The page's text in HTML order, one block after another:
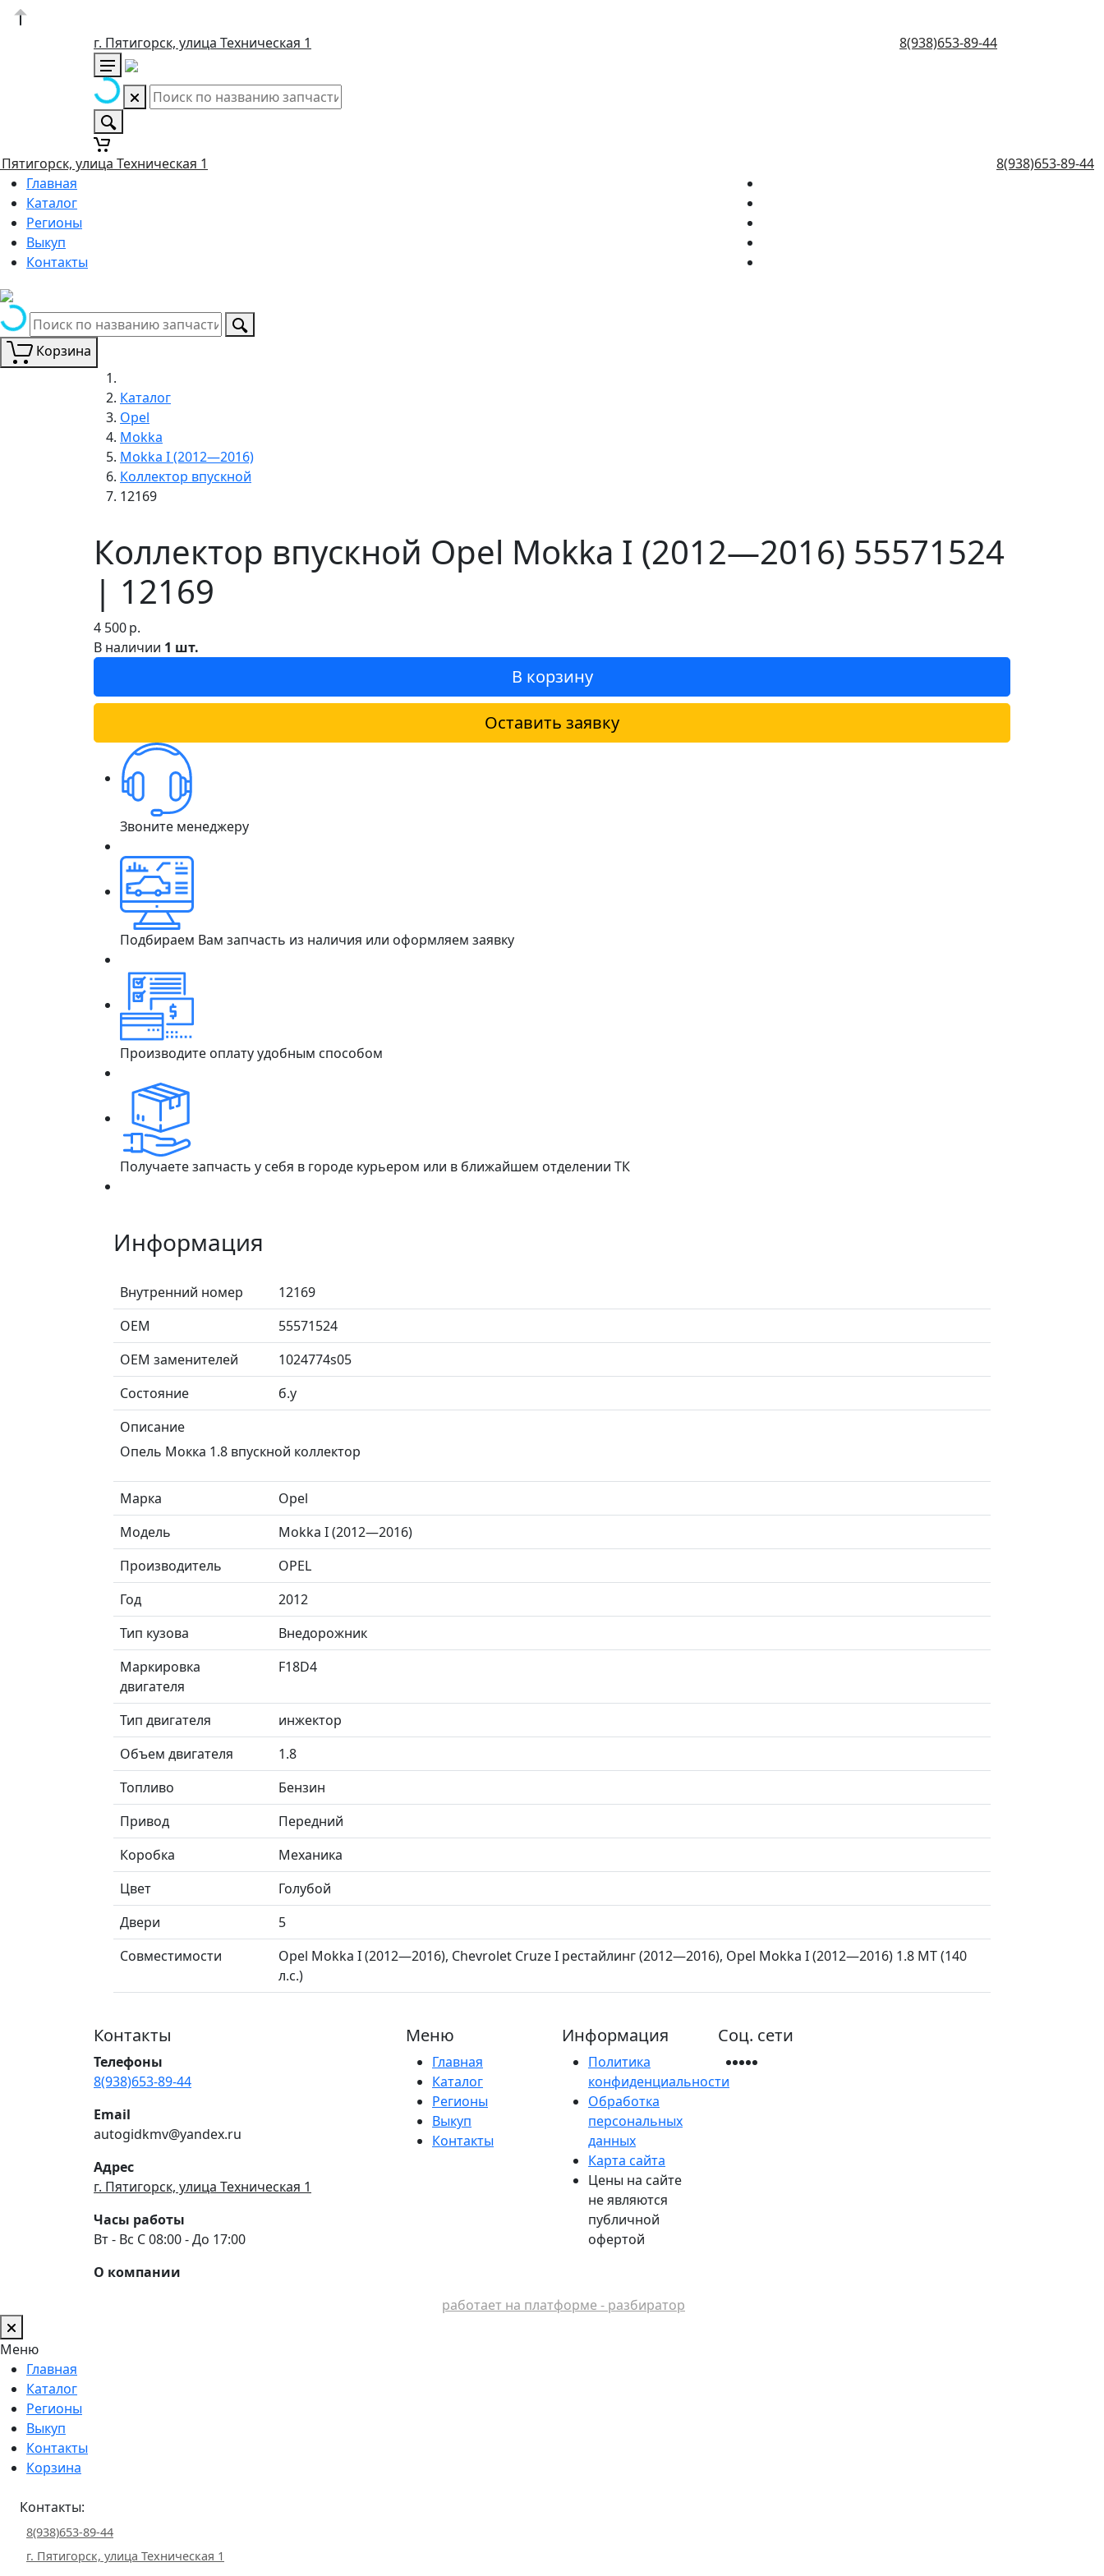
г. Пятигорск, улица Техническая 1 8(938)653-89-44
Пятигорск, улица Техническая 1
8(938)653-89-44
Главная
Каталог
Регионы
Выкуп
Контакты
Корзина
Каталог
Opel
Mokka
Mokka I (2012—2016)
Коллектор впускной
12169
Коллектор впускной Opel Mokka I (2012—2016) 55571524
| 12169
4 500р.
В наличии 1 шт.
В корзину
Оставить заявку
Звоните менеджеру
Подбираем Вам запчасть из наличия или оформляем заявку
Производите оплату удобным способом
Получаете запчасть у себя в городе курьером или в ближайшем отделении ТК
Информация
Внутренний номер
12169
ОЕМ
55571524
ОЕМ заменителей
1024774s05
Состояние
б.у
Описание
Опель Мокка 1.8 впускной коллектор
Марка
Opel
Модель
Mokka I (2012—2016)
Производитель
OPEL
Год
2012
Тип кузова
Внедорожник
Маркировка
двигателя
F18D4
Тип двигателя
инжектор
Объем двигателя
1.8
Топливо
Бензин
Привод
Передний
Коробка
Механика
Цвет
Голубой
Двери
5
Совместимости
Opel Mokka I (2012—2016), Chevrolet Cruze I рестайлинг (2012—2016), Opel Mokka I (2012—2016) 1.8 MT (140
л.с.)
Контакты
Телефоны
8(938)653-89-44
Email
autogidkmv@yandex.ru
Адрес
г. Пятигорск, улица Техническая 1
Часы работы
Вт - Вс С 08:00 - До 17:00
О компании
Меню
Главная
Каталог
Регионы
Выкуп
Контакты
Информация
Политика
конфиденциальности
Обработка
персональных
данных
Карта сайта
Цены на сайте
не являются
публичной
офертой
Соц. сети
работает на платформе - разбиратор
Меню
Главная
Каталог
Регионы
Выкуп
Контакты
Корзина
Контакты:
8(938)653-89-44
г. Пятигорск, улица Техническая 1